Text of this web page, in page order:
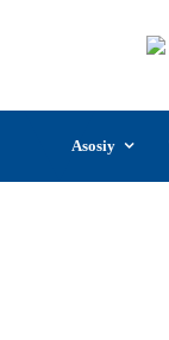
content
Asosiy